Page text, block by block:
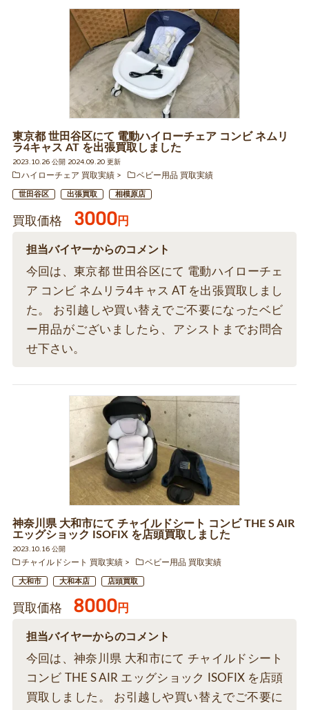
東京都 世田谷区にて 電動ハイローチェア コンビ ネムリ
ラ4キャス AT を出張買取しました
2023.10.26 公開 2024.09.20 更新
ハイローチェア 買取実績
ベビー用品 買取実績
世田谷区 出張買取 相模原店
買取価格 3000円
担当バイヤーからのコメント
今回は、東京都 世田谷区にて 電動ハイローチェ
ア コンビ ネムリラ4キャス AT を出張買取しまし
た。 お引越しや買い替えでご不要になったベビ
ー用品がございましたら、アシストまでお問合
せ下さい。
神奈川県 大和市にて チャイルドシート コンビ THE S AIR
エッグショック ISOFIX を店頭買取しました
2023.10.16 公開
チャイルドシート 買取実績
ベビー用品 買取実績
大和市 大和本店 店頭買取
買取価格 8000円
担当バイヤーからのコメント
今回は、神奈川県 大和市にて チャイルドシート
コンビ THE S AIR エッグショック ISOFIX を店頭
買取しました。 お引越しや買い替えでご不要に